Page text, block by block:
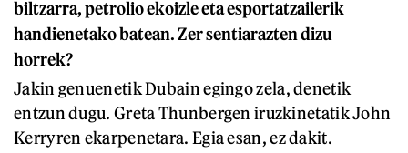
biltzarra, petrolio ekoizle eta esportatzailerik
handienetako batean. Zer sentiarazten dizu
horrek?
Jakin genuenetik Dubain egingo zela, denetik
entzun dugu. Greta Thunbergen iruzkinetatik John
Kerryren ekarpenetara. Egia esan, ez dakit.